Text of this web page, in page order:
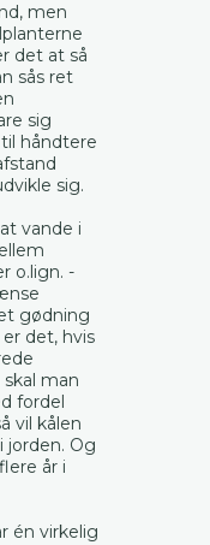
men
det at så
sås ret
sig
håndtere
sig.
vande i
o.lign. -
gødning
det, hvis
man
fordel
vil kålen
Og
år i
én virkelig